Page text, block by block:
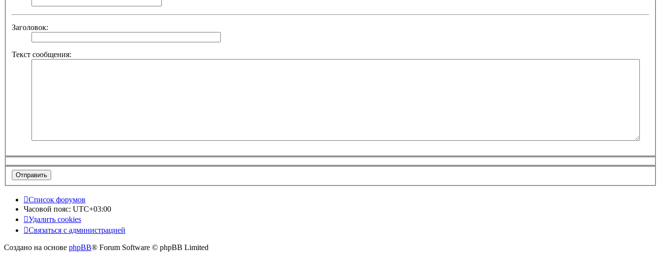
Заголовок:
Текст сообщения:
Список форумов
Часовой пояс: UTC+03:00
Удалить cookies
Связаться с администрацией
Создано на основе phpBB® Forum Software © phpBB Limited